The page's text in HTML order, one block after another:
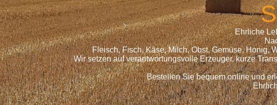
S
Ehrliche
Fleisch, Fisch, Käse, Milch, Obst, Gemüse, Honig,
Wir setzen auf verantwortungsvolle Erzeuger, kurze
Bestellen Sie bequem online und